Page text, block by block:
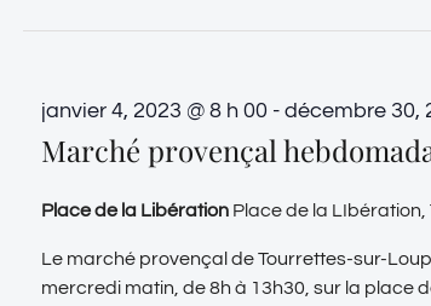
janvier 4, 2023 @ 8 h 00 - décembre 30,
Marché provençal
Place de la Libération Place de la
Le marché provençal de Tourrettes-sur-
mercredi matin, de 8h à 13h30, sur la place